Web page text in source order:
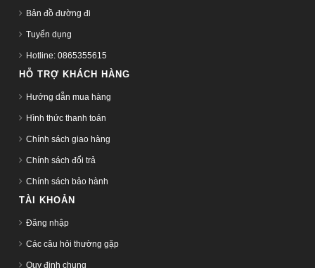
Bản đồ đường đi
Tuyển dụng
Hotline: 0865355615
HỖ TRỢ KHÁCH HÀNG
Hướng dẫn mua hàng
Hình thức thanh toán
Chính sách giao hàng
Chính sách đổi trả
Chính sách bảo hành
TÀI KHOẢN
Đăng nhập
Các câu hỏi thường gặp
Quy định chung